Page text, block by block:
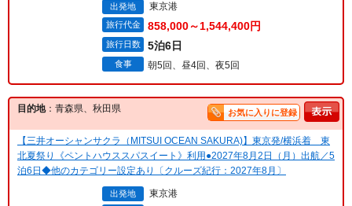
出発地 東京港
旅行代金 858,000～1,544,400円
旅行日数 5泊6日
食事 朝5回、昼4回、夜5回
目的地：青森県、秋田県 お気に入りに登録
【三井オーシャンサクラ（MITSUI OCEAN SAKURA)】東京発/横浜着 東
北夏祭り《ペントハウススパスイート》利用●2027年8月2日（月）出航／5
泊6日◆他のカテゴリー設定あり〔クルーズ紀行：2027年8月〕
出発地 東京港